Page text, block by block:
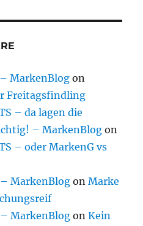
MarkenBlog on
Freitagsfindling
– da lagen die
– MarkenBlog on
– oder MarkenG vs
– MarkenBlog onMarke
– MarkenBlog onKein